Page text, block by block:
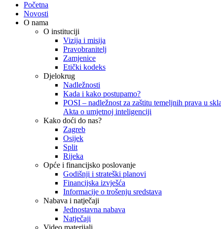
Početna
Novosti
O nama
O instituciji
Vizija i misija
Pravobranitelj
Zamjenice
Etički kodeks
Djelokrug
Nadležnosti
Kada i kako postupamo?
POSI – nadležnost za zaštitu temeljnih prava u
Akta o umjetnoj inteligenciji
Kako doći do nas?
Zagreb
Osijek
Split
Rijeka
Opće i financijsko poslovanje
Godišnji i strateški planovi
Financijska izvješća
Informacije o trošenju sredstava
Nabava i natječaji
Jednostavna nabava
Natječaji